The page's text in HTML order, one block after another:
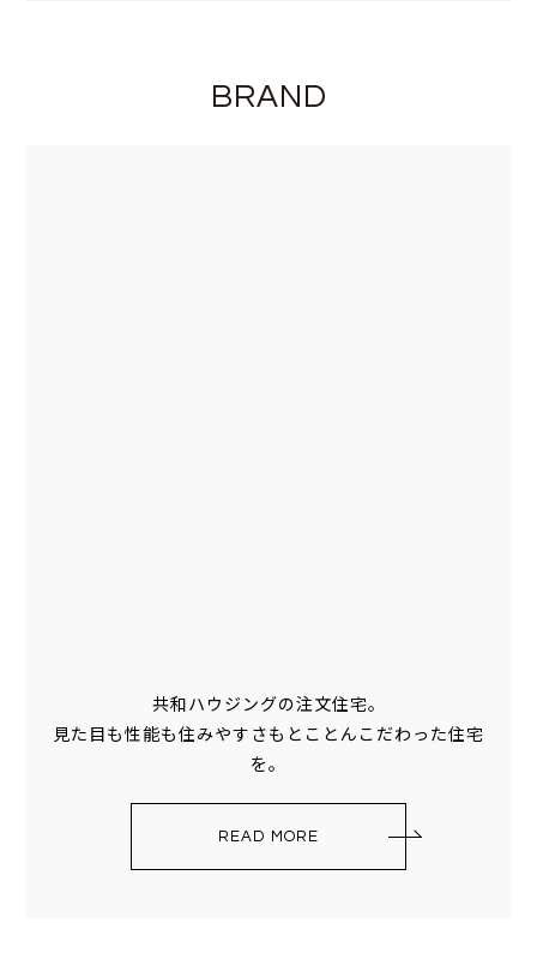
BRAND
共和ハウジングの注文住宅。
見た目も性能も住みやすさもとことんこだわった住宅
を。
READ MORE